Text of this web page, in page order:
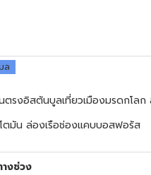
ล
ตรงอิสตันบูลเที่ยวเมืองมรดกโล
ตมัน ล่องเรือช่องแคบบอสฟอรัส
งช่วง